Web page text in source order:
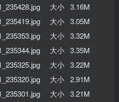
大小 3.16M
大小 3.05M
大小 3.32M
大小 3.35M
大小 3.22M
大小 2.91M
大小 3.21M